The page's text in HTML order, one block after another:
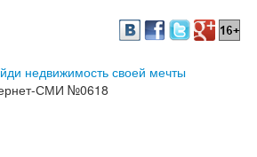
недвижимость своей мечты
СМИ №0618